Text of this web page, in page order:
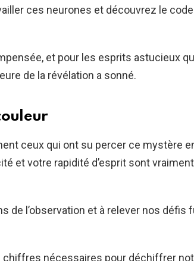
ces neurones et découvrez le
et pour les esprits astucieux
de la révélation a sonné.
ceux qui ont su percer ce mystère
et votre rapidité d’esprit sont vraiment
de l’observation et à relever nos défis
chiffres nécessaires pour déchiffrer